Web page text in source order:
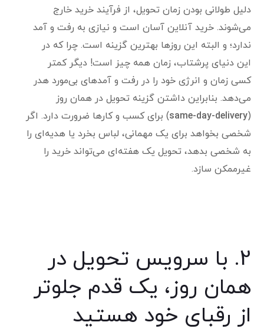
دلیل طولانی بودن زمان تحویل، از فرآیند خرید خارج
می‌شوند. خرید آنلاین آسان است و نیازی به رفت و آمد
ندارد؛ و البته این روزها بهترین گزینه است. چرا که در
این دنیای پرشتاب، زمان همه چیز است! دیگر کمتر
کسی زمان و انرژی خود را در رفت و آمدهای بی‌مورد هدر
می‌دهد. بنابراین داشتن گزینه تحویل در همان روز
(
same-day-delivery) برای کسب و کارها ضرورت دارد. اگر
شخصی بخواهد برای یک مهمانی، لباس بخرد یا هدیه‌ای را
به شخصی بدهد، تحویل یک هفته‌ای می‌تواند خرید را
غیرممکن سازد.
2. با سرویس تحویل در
همان روز، یک قدم جلوتر
از رقبای خود هستید